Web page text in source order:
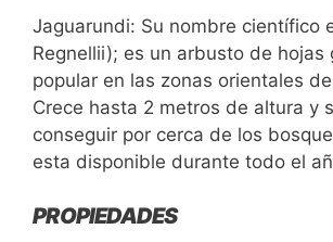
Jaguarundi: Su nombre científico
Regnellii); es un arbusto de hojas
popular en las zonas orientales
Crece hasta 2 metros de altura y
conseguir por cerca de los
esta disponible durante todo el
PROPIEDADES